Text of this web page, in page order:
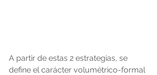
A partir de estas 2 estrategias, se
define el carácter volumétrico-formal